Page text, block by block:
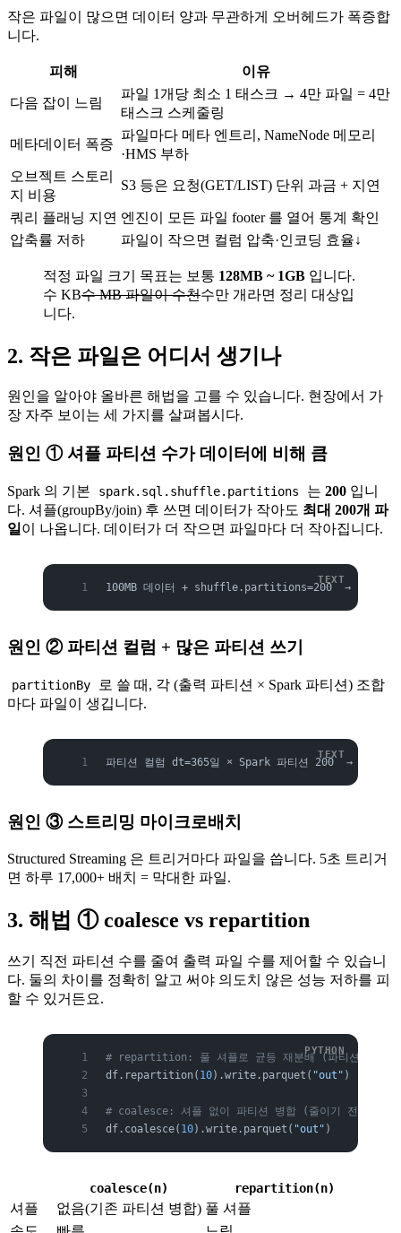
작은 파일이 많으면 데이터 양과 무관하게 오버헤드가 폭증합
니다.
피해 이유
다음 잡이 느림
파일 1개당 최소 1 태스크 → 4만 파일 = 4만
태스크 스케줄링
메타데이터 폭증
파일마다 메타 엔트리, NameNode 메모리
·HMS 부하
오브젝트 스토리
지 비용
S3 등은 요청(GET/LIST) 단위 과금 + 지연
쿼리 플래닝 지연 엔진이 모든 파일 footer 를 열어 통계 확인
압축률 저하
파일이 작으면 컬럼 압축·인코딩 효율↓
적정 파일 크기 목표는 보통 128MB ~ 1GB 입니다.
수 KB수 MB 파일이 수천수만 개라면 정리 대상입
니다.
2. 작은 파일은 어디서 생기나
원인을 알아야 올바른 해법을 고를 수 있습니다. 현장에서 가
장 자주 보이는 세 가지를 살펴봅시다.
원인 ① 셔플 파티션 수가 데이터에 비해 큼
Spark 의 기본 spark.sql.shuffle.partitions 는200 입니
다. 셔플(groupBy/join) 후 쓰면 데이터가 작아도 최대 200개 파
일 이 나옵니다. 데이터가 더 작으면 파일마다 더 작아집니다.
100MB 데이터 + shuffle.partitions=200  →  파일
원인 ② 파티션 컬럼 + 많은 파티션 쓰기
partitionBy
로 쓸 때, 각 (출력 파티션 × Spark 파티션) 조합
마다 파일이 생깁니다.
파티션 컬럼 dt=365일 × Spark 파티션 200  →  최대
원인 ③ 스트리밍 마이크로배치
Structured Streaming 은 트리거마다 파일을 씁니다. 5초 트리거
면 하루 17,000+ 배치 = 막대한 파일.
3. 해법 ① coalesce vs repartition
쓰기 직전 파티션 수를 줄여 출력 파일 수를 제어할 수 있습니
다. 둘의 차이를 정확히 알고 써야 의도치 않은 성능 저하를 피
할 수 있거든요.
# repartition: 풀 셔플로 균등 재분배 (파티션 수 늘
df.repartition( 10).write.parquet( "out" )
# coalesce: 셔플 없이 파티션 병합 (줄이기 전용)
df.coalesce( 10).write.parquet( "out" )
coalesce(n) repartition(n)
셔플 없음(기존 파티션 병합) 풀 셔플